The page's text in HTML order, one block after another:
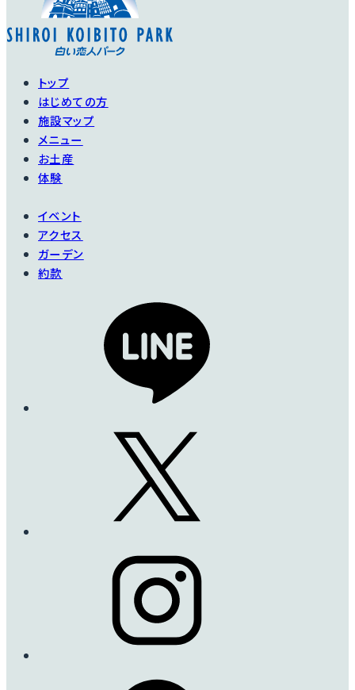
トップ
はじめての方
施設マップ
メニュー
お土産
体験
イベント
アクセス
ガーデン
約款